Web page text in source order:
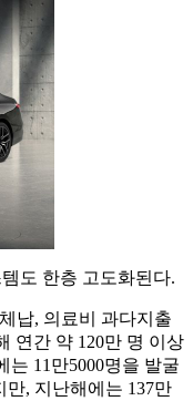
도 한층 고도화된다.
납, 의료비 과다지출
연간 약 120만 명 이상
는 11만5000명을 발굴
만, 지난해에는 137만